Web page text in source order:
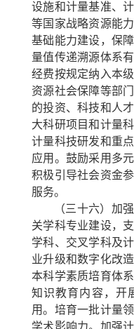
设施和计量基准、
等国家战略资源能
基础能力建设，保
量值传递溯源体系
经费按规定纳入本
资源社会保障等部
的投资、科技和人
大科研项目和计量
计量科技研发和重
应用。鼓励采用多
积极引导社会资金
服务。
（三十六）加
关学科专业建设，
学科、交叉学科及
业升级和数字化改
本科学素质培育体
知识教育内容，开
用。培育一批计量
学术影响力。加强